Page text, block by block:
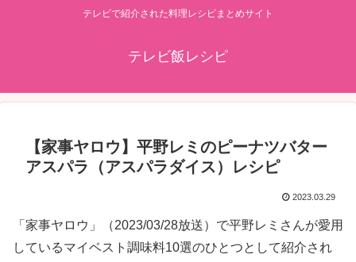
テレビで紹介された料理レシピまとめサイト
テレビ飯レシピ
【家事ヤロウ】平野レミのピーナツバター
アスパラ（アスパラダイス）レシピ
2023.03.29
「家事ヤロウ」（2023/03/28放送）で平野レミさんが愛用
しているマイベスト調味料10選のひとつとして紹介され